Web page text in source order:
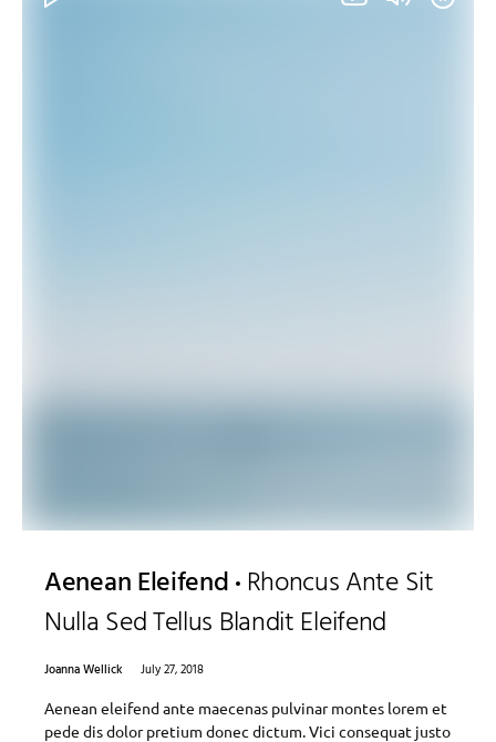
Aenean Eleifend Rhoncus Ante Sit
Nulla Sed Tellus Blandit Eleifend
Joanna Wellick
July 27, 2018
Aenean eleifend ante maecenas pulvinar montes lorem et
pede dis dolor pretium donec dictum. Vici consequat justo